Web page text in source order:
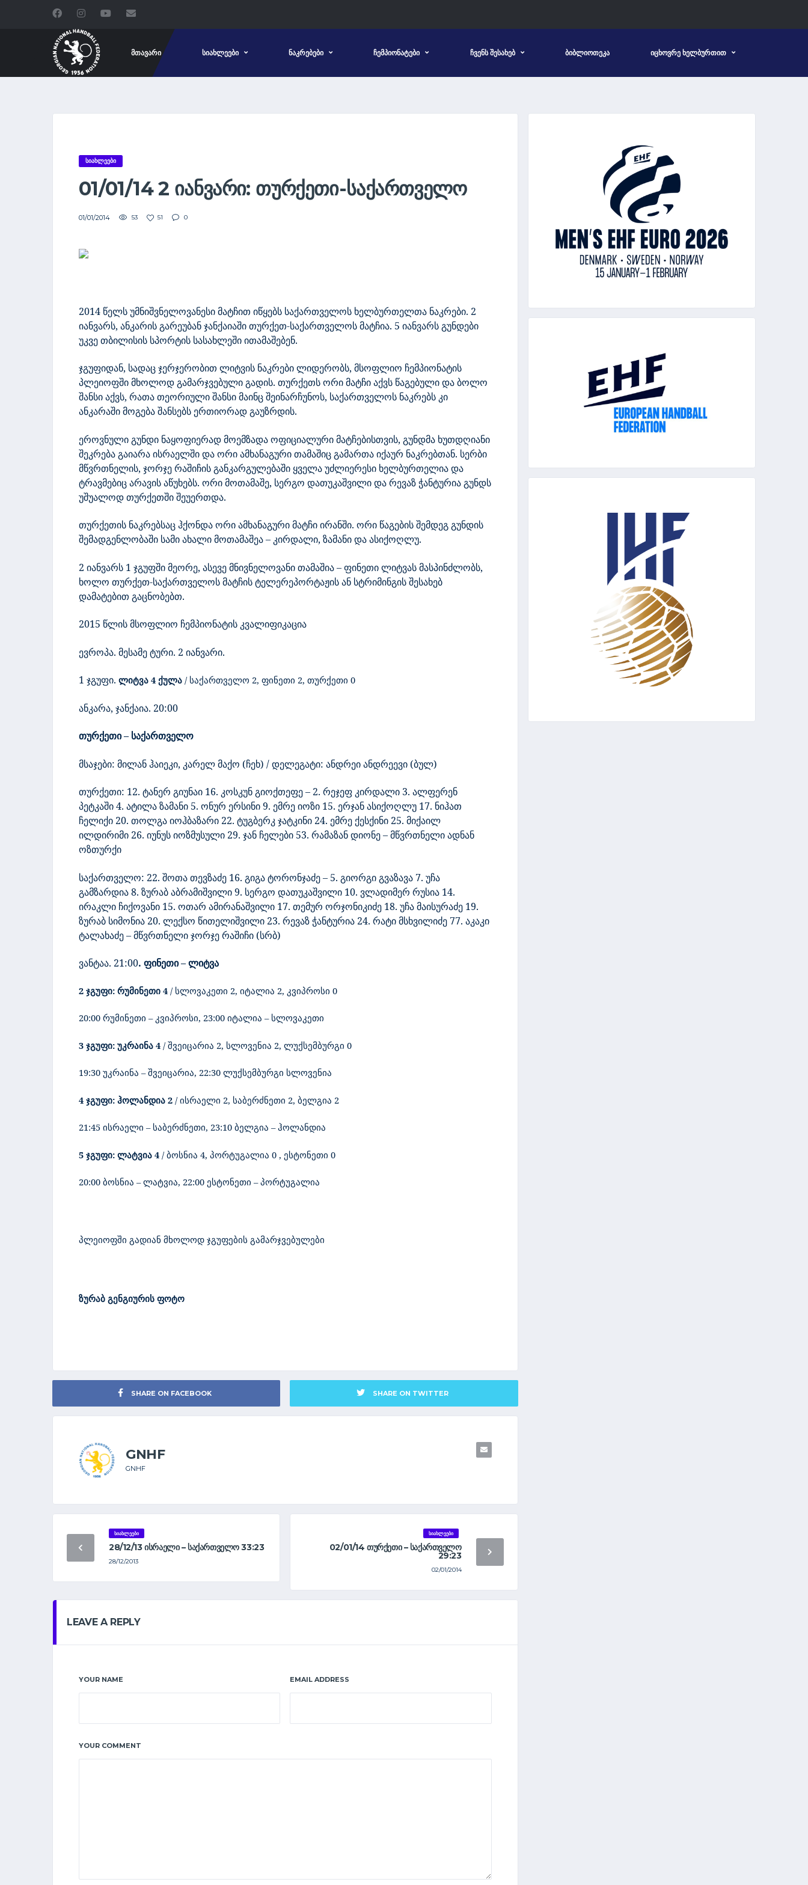
ᲛᲗᲐᲕᲐᲠᲘ ᲡᲘᲐᲮᲚᲔᲔᲑᲘ ᲜᲐᲙᲠᲔᲑᲔᲑᲘ ᲩᲔᲛᲞᲘᲝᲜᲐᲢᲔᲑᲘ ᲩᲕᲔᲜᲡ ᲨᲔᲡᲐᲮᲔᲑ ᲑᲘᲑᲚᲘᲝᲗᲔᲙᲐ ᲘᲪᲮᲝᲕᲠᲔ ᲮᲔᲚᲑᲣᲠᲗᲘᲗ
ᲡᲘᲐᲮᲚᲔᲔᲑᲘ
01/01/14 2 ᲘᲐᲜᲕᲐᲠᲘ: ᲗᲣᲠᲥᲔᲗᲘ-ᲡᲐᲥᲐᲠᲗᲕᲔᲚᲝ
01/01/2014 53 51 0
2014 წელს უმნიშვნელოვანესი მატჩით იწყებს საქართველოს ხელბურთელთა ნაკრები. 2
იანვარს, ანკარის გარეუბან ჯანქაიაში თურქეთ-საქართველოს მატჩია. 5 იანვარს გუნდები
უკვე თბილისის სპორტის სასახლეში ითამაშებენ.
ჯგუფიდან, სადაც ჯერჯერობით ლიტვის ნაკრები ლიდერობს, მსოფლიო ჩემპიონატის
პლეიოფში მხოლოდ გამარჯვებული გადის. თურქეთს ორი მატჩი აქვს წაგებული და ბოლო
შანსი აქვს, რათა თეორიული შანსი მაინც შეინარჩუნოს, საქართველოს ნაკრებს კი
ანკარაში მოგება შანსებს ერთიორად გაუზრდის.
ეროვნული გუნდი ნაყოფიერად მოემზადა ოფიციალური მატჩებისთვის, გუნდმა ხუთდღიანი
შეკრება გაიარა ისრაელში და ორი ამხანაგური თამაშიც გამართა იქაურ ნაკრებთან. სერბი
მწვრთნელის, ჯორჯე რაშიჩის განკარგულებაში ყველა უძლიერესი ხელბურთელია და
ტრავმებიც არავის აწუხებს. ორი მოთამაშე, სერგო დათუკაშვილი და რევაზ ჭანტურია გუნდს
უშუალოდ თურქეთში შეუერთდა.
თურქეთის ნაკრებსაც ჰქონდა ორი ამხანაგური მატჩი ირანში. ორი წაგების შემდეგ გუნდის
შემადგენლობაში სამი ახალი მოთამაშეა – კირდალი, ზამანი და ასიქოღლუ.
2 იანვარს 1 ჯგუფში მეორე, ასევე მნივნელოვანი თამაშია – ფინეთი ლიტვას მასპინძლობს,
ხოლო თურქეთ-საქართველოს მატჩის ტელერეპორტაჟის ან სტრიმინგის შესახებ
დამატებით გაცნობებთ.
2015 წლის მსოფლიო ჩემპიონატის კვალიფიკაცია
ევროპა. მესამე ტური. 2 იანვარი.
1 ჯგუფი. ლიტვა 4 ქულა / საქართველო 2, ფინეთი 2, თურქეთი 0
ანკარა, ჯანქაია. 20:00
თურქეთი– საქართველო
მსაჯები: მილან ჰაიეკი, კარელ მაქო (ჩეხ) / დელეგატი: ანდრეი ანდრეევი (ბულ)
თურქეთი: 12. ტანერ გიუნაი 16. კოსკუნ გიოქთეფე – 2. რეჯეფ კირდალი 3. ალფერენ
პეტკაში 4. ატილა ზამანი 5. ონურ ერსინი 9. ემრე იოზი 15. ერჯან ასიქოღლუ 17. ნიჰათ
ჩელიქი 20. თოლგა იოჰბაზარი 22. ტუგბერკ ჯატკინი 24. ემრე ქესქინი 25. მიქაილ
ილდირიმი 26. იუნუს იოზმუსული 29. ჯან ჩელები 53. რამაზან დიონე – მწვრთნელი ადნან
ოზთურქი
საქართველო: 22. შოთა თევზაძე 16. გიგა ტორონჯაძე – 5. გიორგი გვაზავა 7. უჩა
გამზარდია 8. ზურაბ აბრამიშვილი 9. სერგო დათუკაშვილი 10. ვლადიმერ რუსია 14.
ირაკლი ჩიქოვანი 15. ოთარ ამირანაშვილი 17. თემურ ორჯონიკიძე 18. უჩა მაისურაძე 19.
ზურაბ სიმონია 20. ლექსო წითელიშვილი 23. რევაზ ჭანტურია 24. რატი მსხვილიძე 77. აკაკი
ტალახაძე – მწვრთნელი ჯორჯე რაშიჩი (სრბ)
ვანტაა. 21:00. ფინეთი – ლიტვა
2 ჯგუფი: რუმინეთი 4 / სლოვაკეთი 2, იტალია 2, კვიპროსი 0
20:00 რუმინეთი – კვიპროსი, 23:00 იტალია – სლოვაკეთი
3 ჯგუფი: უკრაინა 4 / შვეიცარია 2, სლოვენია 2, ლუქსემბურგი 0
19:30 უკრაინა – შვეიცარია, 22:30 ლუქსემბურგი სლოვენია
4 ჯგუფი: ჰოლანდია 2 / ისრაელი 2, საბერძნეთი 2, ბელგია 2
21:45 ისრაელი – საბერძნეთი, 23:10 ბელგია – ჰოლანდია
5 ჯგუფი: ლატვია 4 / ბოსნია 4, პორტუგალია 0 , ესტონეთი 0
20:00 ბოსნია – ლატვია, 22:00 ესტონეთი – პორტუგალია
პლეიოფში გადიან მხოლოდ ჯგუფების გამარჯვებულები
ზურაბ გენგიურის ფოტო
SHARE ON FACEBOOK SHARE ON TWITTER
GNHF
GNHF
ᲡᲘᲐᲮᲚᲔᲔᲑᲘ
28/12/13 ᲘᲡᲠᲐᲔᲚᲘ – ᲡᲐᲥᲐᲠᲗᲕᲔᲚᲝ 33:23
28/12/2013
ᲡᲘᲐᲮᲚᲔᲔᲑᲘ
02/01/14 ᲗᲣᲠᲥᲔᲗᲘ – ᲡᲐᲥᲐᲠᲗᲕᲔᲚᲝ
29:23
02/01/2014
LEAVE A REPLY
YOUR NAME EMAIL ADDRESS
YOUR COMMENT